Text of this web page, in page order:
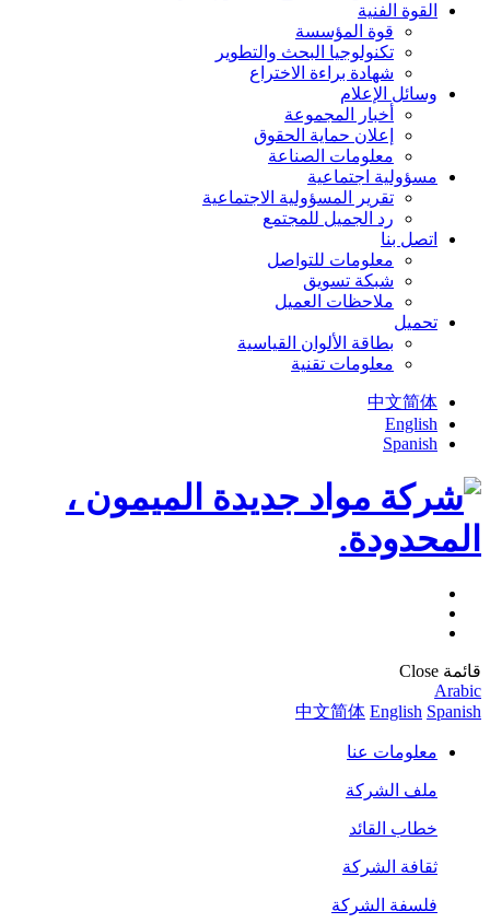
القوة الفنية
قوة المؤسسة
تكنولوجيا البحث والتطوير
شهادة براءة الاختراع
وسائل الإعلام
أخبار المجموعة
إعلان حماية الحقوق
معلومات الصناعة
مسؤولية اجتماعية
تقرير المسؤولية الاجتماعية
رد الجميل للمجتمع
اتصل بنا
معلومات للتواصل
شبكة تسويق
ملاحظات العميل
تحميل
بطاقة الألوان القياسية
معلومات تقنية
中文简体
English
Spanish
قائمة Close
Arabic
中文简体 English Spanish
معلومات عنا
ملف الشركة
خطاب القائد
ثقافة الشركة
فلسفة الشركة